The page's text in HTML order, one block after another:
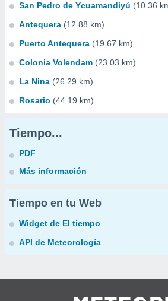
San Pedro de Ycuamandiyú (10.36
Antequera (12.88 km)
Puerto Antequera (19.67 km)
Colonia Volendam (23.03 km)
La Nina (26.29 km)
Rosario (44.19 km)
Tiempo...
PDF
Más información
Tiempo en tu Web
Widget de El tiempo
API de Meteorología